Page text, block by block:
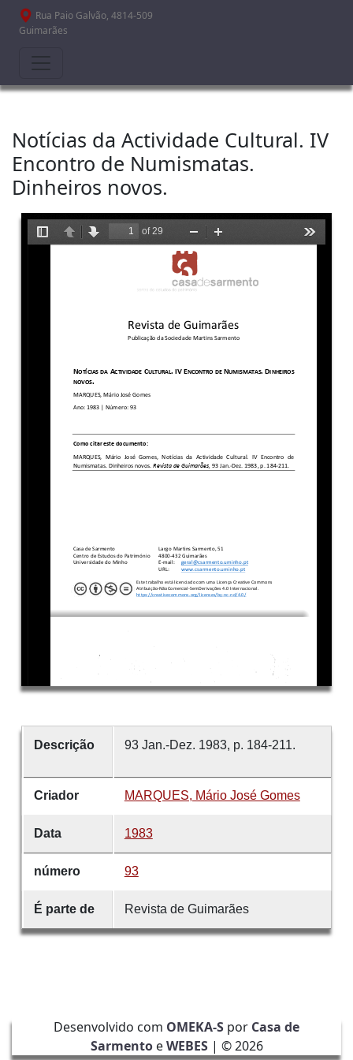
Passar para o conteúdo principal
Rua Paio Galvão, 4814-509
Guimarães
Notícias da Actividade Cultural. IV
Encontro de Numismatas.
Dinheiros novos.
Descrição 93 Jan.-Dez. 1983, p. 184-211.
Criador MARQUES, Mário José Gomes
Data 1983
número 93
É parte de Revista de Guimarães
Desenvolvido com OMEKA-S por Casa de
SarmentoeWEBES| ©2026